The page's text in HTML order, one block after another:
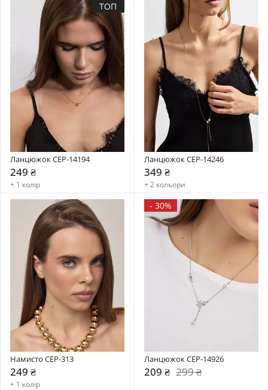
ТОП
Ланцюжок CEP-14194
249 ₴
+ 1 колір
Ланцюжок CEP-14246
349 ₴
+ 2 кольори
Намисто CEP-313
249 ₴
+ 1 колір
- 30%
Ланцюжок CEP-14926
209 ₴ 299 ₴